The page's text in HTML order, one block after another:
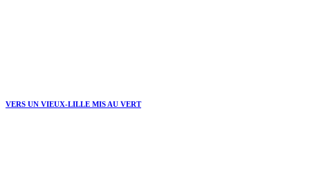
VERS UN VIEUX-LILLE MIS AU VERT